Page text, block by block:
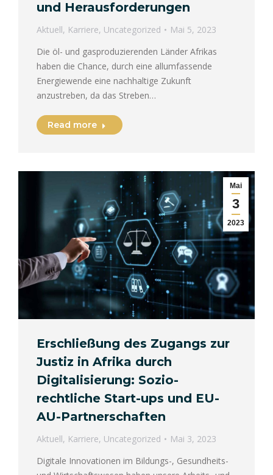
und Herausforderungen
Aktuell, Karriere, Uncategorized
Mai 5, 2023
Die öl- und gasproduzierenden Länder Afrikas
haben die Chance, durch eine allumfassende
Energiewende eine nachhaltige Zukunft
anzustreben, da das Streben…
Read more
Mai
3
2023
Erschließung des Zugangs zur
Justiz in Afrika durch
Digitalisierung: Sozio-
rechtliche Start-ups und EU-
AU-Partnerschaften
Aktuell, Karriere, Uncategorized
Mai 3, 2023
Digitale Innovationen im Bildungs-, Gesundheits-